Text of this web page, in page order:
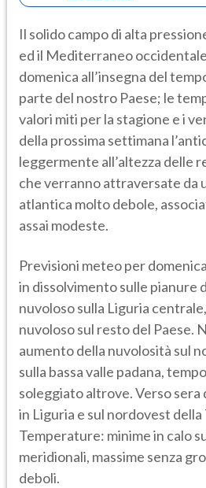
Il solido campo di alta
ed il Mediterraneo
domenica all’insegna del
parte del nostro Paese; le
valori miti per la stagione e i
della prossima settimana
leggermente all’altezza delle
che verranno attraversate da
atlantica molto debole,
assai modeste.
Previsioni meteo per
in dissolvimento sulle pianure
nuvoloso sulla Liguria
nuvoloso sul resto del Paese.
aumento della nuvolosità sul
sulla bassa valle padana,
soleggiato altrove. Verso sera
in Liguria e sul nordovest della
Temperature: minime in calo
meridionali, massime senza
deboli.